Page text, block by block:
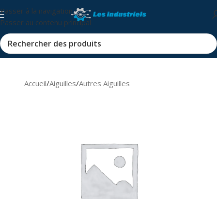
Passer à la navigation
Passer au contenu principal
Accueil/Aiguilles/Autres Aiguilles